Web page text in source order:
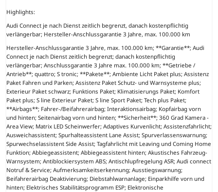
Highlights:
Audi Connect je nach Dienst zeitlich begrenzt, danach kostenpflichtig
verlängerbar; Hersteller-Anschlussgarantie 3 Jahre, max. 100.000 km
Hersteller-Anschlussgarantie 3 Jahre, max. 100.000 km; **Garantie**; Audi
Connect je nach Dienst zeitlich begrenzt; danach kostenpflichtig
verlängerbar; Anschlussgarantie 3 Jahre max. 100.000 km; **Getriebe /
Antrieb**; quattro; S tronic; **Pakete**; Ambiente Licht Paket plus; Assistenz
Paket Fahren und Parken; Assistenz Paket Schutz- und Warnsysteme plus;
Exterieur Paket schwarz; Funktions Paket; Klimatisierungs Paket; Komfort
Paket plus; S line Exterieur Paket; S line Sport Paket; Tech plus Paket;
**Airbags**; Fahrer-/Beifahrerairbag; Interaktionsairbag; Kopfairbag vorn
und hinten; Seitenairbag vorn und hinten; **Sicherheit**; 360 Grad Kamera -
Area View; Matrix LED Scheinwerfer; Adaptives Kurvenlicht; Assistenzfahrlicht;
Ausweichassistent; Spurhalteassistent Lane Assist; Spurverlassenswarnung;
Spurwechselassistent Side Assist; Tagfahrlicht mit Leaving und Coming Home
Funktion; Abbiegeassistent; Abbiegeassistent hinten; Akustisches Fahrzeug-
Warnsystem; Antiblockiersystem ABS; Antischlupfregelung ASR; Audi connect
Notruf & Service; Aufmerksamkeitserkennung; Ausstiegswarnung;
Beifahrerairbag Deaktivierung; Diebstahlwarnanlage; Einparkhilfe vorn und
hinten; Elektrisches Stabilitätsprogramm ESP; Elektronische